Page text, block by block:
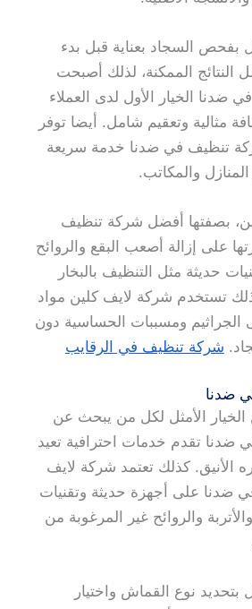
بفحص السجاد بعناية قبل بدء
النتائج الممكنة، لذلك أصبحت
الخيار الأول لدى العملاء
مثالية وتعقيم شامل. أيضا توفر
تنظيف في ضدنا خدمة سريعة
والمكاتب.
بصفتها أفضل شركة تنظيف
على إزالة أصعب البقع والروائح
حديثة مثل التنظيف بالبخار
تستخدم شركة لايف كلين مواد
ومسببات الحساسية دون
شركة تنظيف في الرقايب
ضدنا
الأمثل لكل من يبحث عن
تقدم خدمات احترافية تعيد
الأنيق. كذلك تعتمد شركة لايف
ضدنا على أجهزة حديثة وتقنيات
والروائح غير المرغوبة من
نوع القماش واختيار